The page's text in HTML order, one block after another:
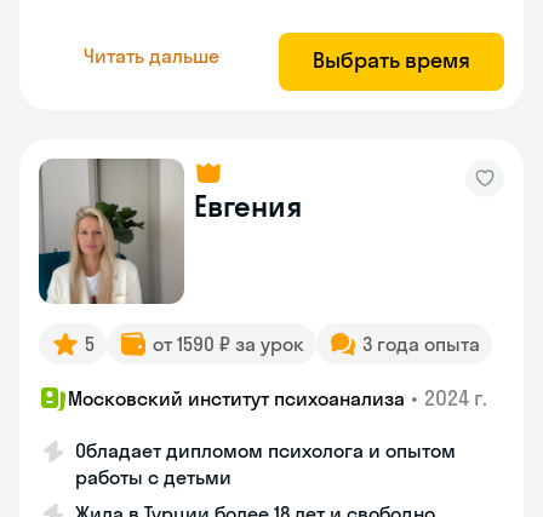
Читать дальше Выбрать время
Евгения
5 от 1590 ₽ за урок 3 года опыта
Московский институт психоанализа • 2024 г.
Обладает дипломом психолога и опытом
работы с детьми